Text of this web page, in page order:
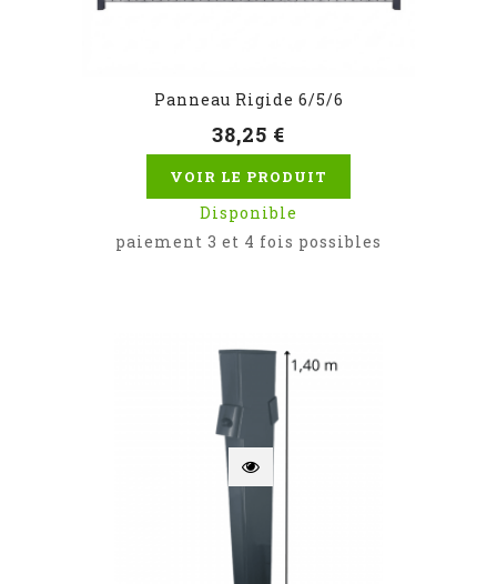
Panneau Rigide 6/5/6
38,25 €
VOIR LE PRODUIT
Disponible
paiement 3 et 4 fois possibles